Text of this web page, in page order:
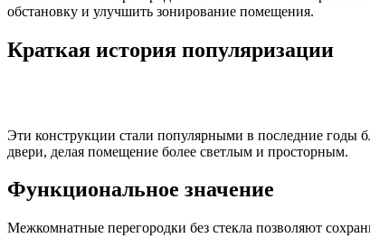
обстановку и улучшить зонирование помещения.
Краткая история популяризации
Эти конструкции стали популярными в последние годы
двери, делая помещение более светлым и просторным.
Функциональное значение
Межкомнатные перегородки без стекла позволяют